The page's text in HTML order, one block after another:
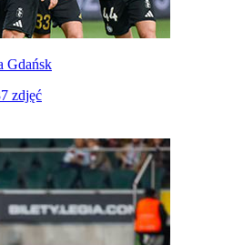
Gdańsk
zdjęć